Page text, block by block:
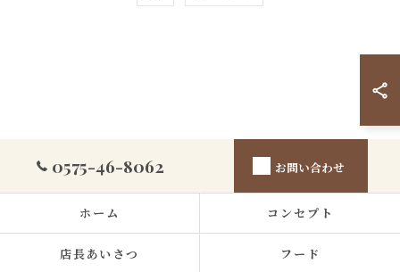
0575-46-8062 お問い合わせ
ホーム コンセプト
店長あいさつ フード